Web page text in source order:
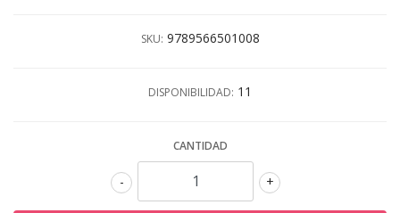
SKU: 9789566501008
DISPONIBILIDAD: 11
CANTIDAD
+
-